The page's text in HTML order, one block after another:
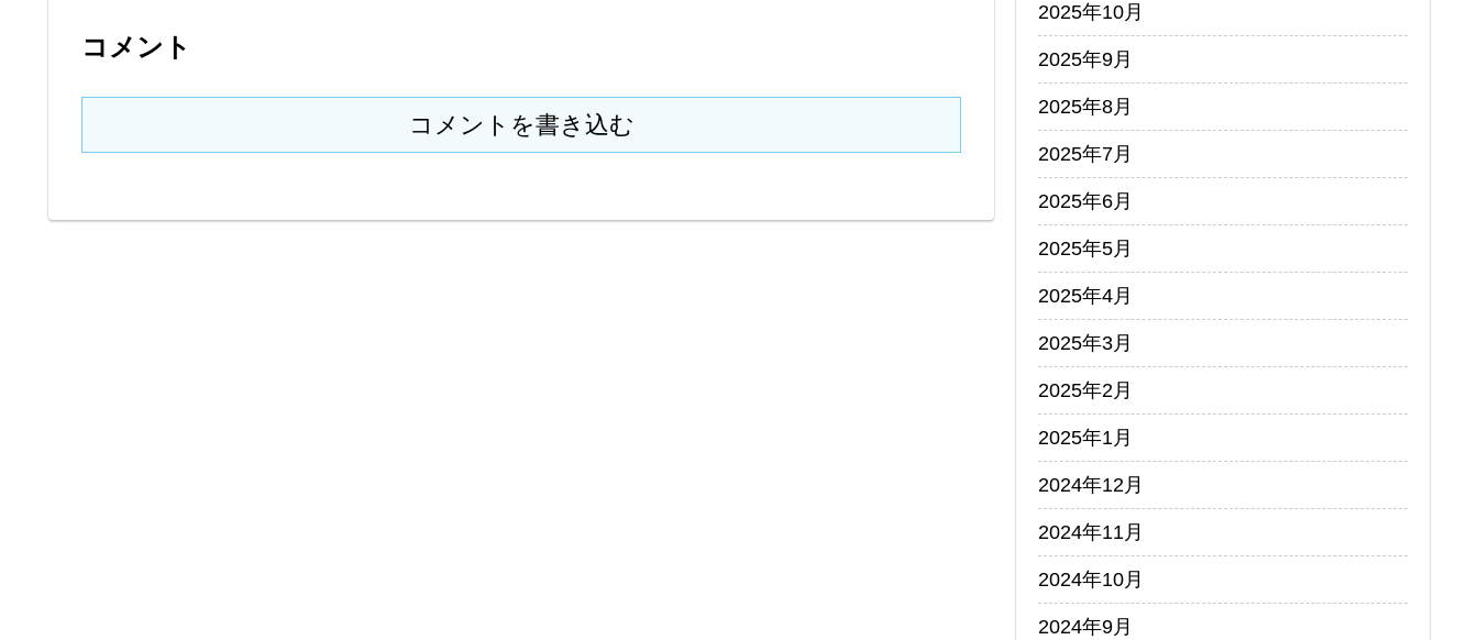
コメント
コメントを書き込む
2025年10月
2025年9月
2025年8月
2025年7月
2025年6月
2025年5月
2025年4月
2025年3月
2025年2月
2025年1月
2024年12月
2024年11月
2024年10月
2024年9月